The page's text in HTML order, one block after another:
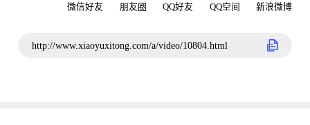
微信好友 朋友圈 QQ好友 QQ空间 新浪微博
http://www.xiaoyuxitong.com/a/video/10804.html